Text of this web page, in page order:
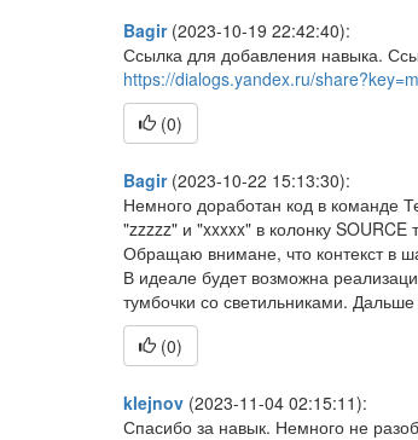
Bagir(2023-10-19 22:42:40):
Ссылка для добавления навыка.
https://dialogs.yandex.ru/
(0)
Bagir(2023-10-22 15:13:30):
Немного доработан код в команде
"zzzzz" и "xxxxx" в колонку
Обращаю внимане, что контекст в
В идеале будет возможна
тумбочки со светильниками.
(0)
klejnov (2023-11-04 02:15:11):
Спасибо за навык. Немного не